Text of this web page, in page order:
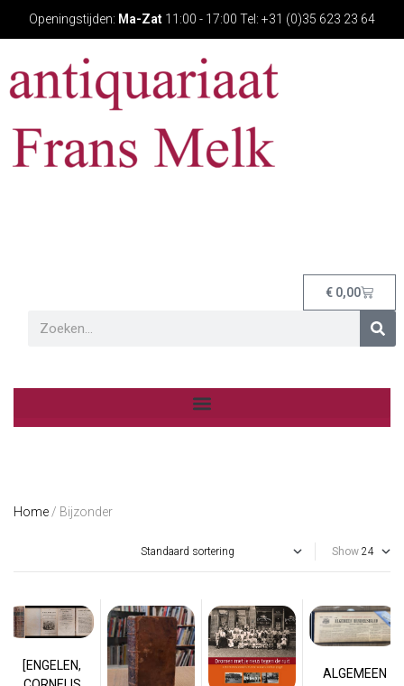
Openingstijden: Ma-Zat 11:00 - 17:00 Tel: +31 (0)35 623 23 64
€ 0,00
Home / Bijzonder
Show
[ENGELEN,
ALGEMEEN